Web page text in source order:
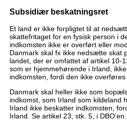
Subsidiær beskatningsret
Et land er ikke forpligtet til at
skattefritaget for en fysisk person i
indkomsten ikke er overført eller
Danmark skal fx ikke nedsætte skat
landet, der er omfattet af artikel 10-
som er hjemmehørende i Irland,
indkomsten, fordi den ikke overføres
Danmark skal heller ikke som
indkomst, som Irland som kildeland
Irland ikke beskatter indkomsten,
Irland. Se artikel 23, stk. 5, i DBO'en.